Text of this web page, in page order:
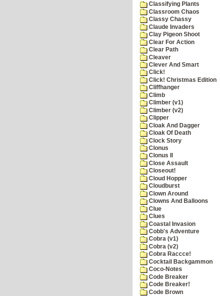
Classifying Plants
Classroom Chaos
Classy Chassy
Claude Invaders
Clay Pigeon Shoot
Clear For Action
Clear Path
Cleaver
Clever And Smart
Click!
Click! Christmas Edition
Cliffhanger
Climb
Climber (v1)
Climber (v2)
Clipper
Cloak And Dagger
Cloak Of Death
Clock Story
Clonus
Clonus II
Close Assault
Closeout!
Cloud Hopper
Cloudburst
Clown Around
Clowns And Balloons
Clue
Clues
Coastal Invasion
Cobb's Adventure
Cobra (v1)
Cobra (v2)
Cobra Raccce!
Cocktail Backgammon
Coco-Notes
Code Breaker
Code Breaker!
Code Brown